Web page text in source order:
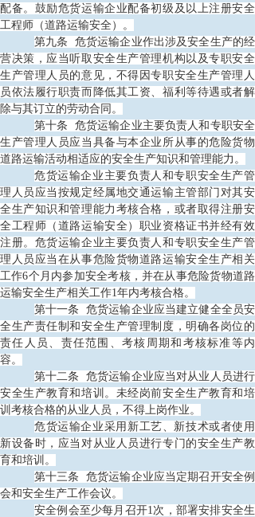
配备。鼓励危货运输企业配备初级及以上注册安全
工程师（道路运输安全）。
第九条 危货运输企业作出涉及安全生产的经
营决策，应当听取安全生产管理机构以及专职安全
生产管理人员的意见，不得因专职安全生产管理人
员依法履行职责而降低其工资、福利等待遇或者解
除与其订立的劳动合同。
第十条 危货运输企业主要负责人和专职安全
生产管理人员应当具备与本企业所从事的危险货物
道路运输活动相适应的安全生产知识和管理能力。
危货运输企业主要负责人和专职安全生产管
理人员应当按规定经属地交通运输主管部门对其安
全生产知识和管理能力考核合格，或者取得注册安
全工程师（道路运输安全）职业资格证书并经有效
注册。危货运输企业主要负责人和专职安全生产管
理人员应当在从事危险货物道路运输安全生产相关
工作6个月内参加安全考核，并在从事危险货物道路
运输安全生产相关工作1年内考核合格。
第十一条
危货运输企业应当建立健全全员安
全生产责任制和安全生产管理制度，明确各岗位的
责任人员、责任范围、考核周期和考核标准等内
容。
第十二条
危货运输企业应当对从业人员进行
安全生产教育和培训。未经岗前安全生产教育和培
训考核合格的从业人员，不得上岗作业。
危货运输企业采用新工艺、新技术或者使用
新设备时，应当对从业人员进行专门的安全生产教
育和培训。
第十三条
危货运输企业应当定期召开安全例
会和安全生产工作会议。
安全例会至少每月召开1次，部署安排安全生